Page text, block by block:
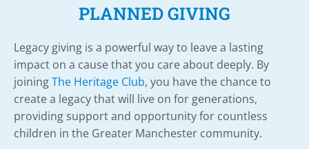
PLANNED GIVING
Legacy giving is a powerful way to leave a lasting
impact on a cause that you care about deeply. By
joiningThe Heritage Club, you have the chance to
create a legacy that will live on for generations,
providing support and opportunity for countless
children in the Greater Manchester community.